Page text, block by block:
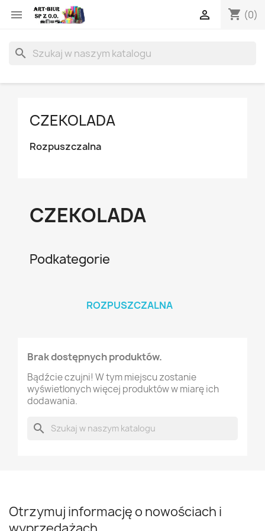
 shopping_cart (0)

search
CZEKOLADA
Rozpuszczalna
CZEKOLADA
Podkategorie
ROZPUSZCZALNA
Brak dostępnych produktów.
Bądźcie czujni! W tym miejscu zostanie
wyświetlonych więcej produktów w miarę ich
dodawania.
search
Otrzymuj informację o nowościach i